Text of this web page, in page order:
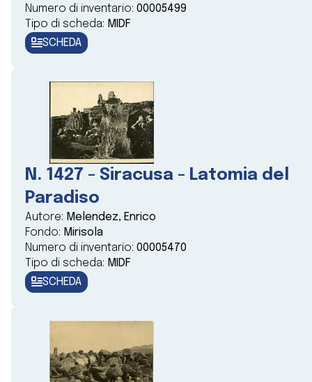
Numero di inventario: 00005499
Tipo di scheda: MIDF
SCHEDA
N. 1427 - Siracusa - Latomia del
Paradiso
Autore: Melendez, Enrico
Fondo: Mirisola
Numero di inventario: 00005470
Tipo di scheda: MIDF
SCHEDA